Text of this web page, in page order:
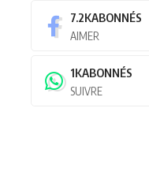
7.2KABONNÉS
AIMER
1KABONNÉS
SUIVRE